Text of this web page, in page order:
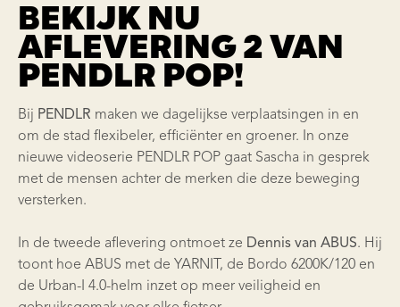
BEKIJK NU
AFLEVERING 2 VAN
PENDLR POP!
Bij PENDLR maken we dagelijkse verplaatsingen in en
om de stad flexibeler, efficiënter en groener. In onze
nieuwe videoserie PENDLR POP gaat Sascha in gesprek
met de mensen achter de merken die deze beweging
versterken.
In de tweede aflevering ontmoet ze Dennis van ABUS. Hij
toont hoe ABUS met de YARNIT, de Bordo 6200K/120 en
de Urban-I 4.0-helm inzet op meer veiligheid en